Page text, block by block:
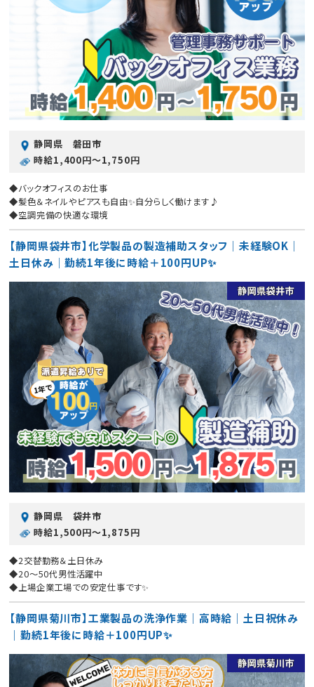
静岡県 磐田市
時給1,400円〜1,750円
◆バックオフィスのお仕事
◆髪色＆ネイルやピアスも自由✨自分らしく働けます♪
◆空調完備の快適な環境
【静岡県袋井市】化学製品の製造補助スタッフ｜未経験OK｜
土日休み｜勤続1年後に時給＋100円UP✨
静岡県 袋井市
時給1,500円〜1,875円
◆2交替勤務＆土日休み
◆20〜50代男性活躍中
◆上場企業工場での安定仕事です✨
【静岡県菊川市】工業製品の洗浄作業｜高時給｜土日祝休み
｜勤続1年後に時給＋100円UP✨